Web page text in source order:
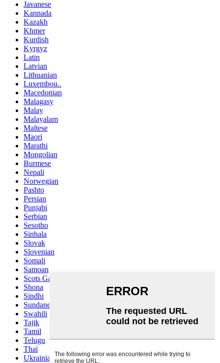
Javanese
Kannada
Kazakh
Khmer
Kurdish
Kyrgyz
Latin
Latvian
Lithuanian
Luxembou..
Macedonian
Malagasy
Malay
Malayalam
Maltese
Maori
Marathi
Mongolian
Burmese
Nepali
Norwegian
Pashto
Persian
Punjabi
Serbian
Sesotho
Sinhala
Slovak
Slovenian
Somali
Samoan
Scots Gaelic
Shona
Sindhi
Sundanese
Swahili
Tajik
Tamil
Telugu
Thai
Ukrainian